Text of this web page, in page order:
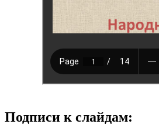
Подписи к слайдам: